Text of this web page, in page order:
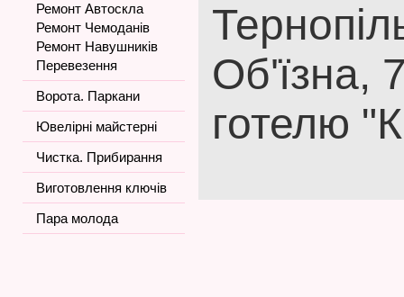
Ремонт Автоскла
Ремонт Чемоданів
Ремонт Навушників
Перевезення
Ворота. Паркани
Ювелірні майстерні
Чистка. Прибирання
Виготовлення ключів
Пара молода
Об'їзна,
готелю